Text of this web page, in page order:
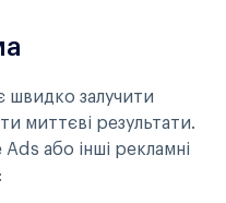
швидко залучити
миттєві результати.
або інші рекламні